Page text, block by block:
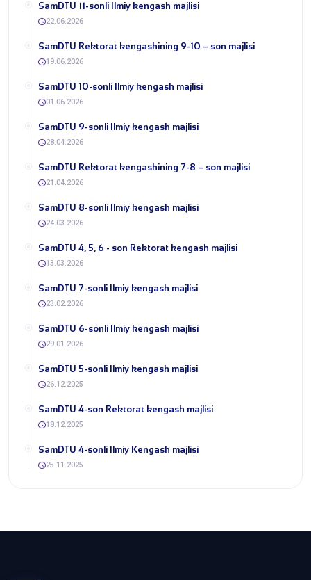
​SamDTU 11-sonli Ilmiy kengash majlisi
22.06.2026
​SamDTU Rektorat kengashining 9-10 – son majlisi
19.06.2026
​SamDTU 10-sonli Ilmiy kengash majlisi
01.06.2026
​SamDTU 9-sonli Ilmiy kengash majlisi
28.04.2026
​SamDTU Rektorat kengashining 7-8 – son majlisi
21.04.2026
​SamDTU 8-sonli Ilmiy kengash majlisi
24.03.2026
​SamDTU 4, 5, 6 - son Rektorat kengash majlisi
13.03.2026
​SamDTU 7-sonli Ilmiy kengash majlisi
23.02.2026
​SamDTU 6-sonli Ilmiy kengash majlisi
29.01.2026
​SamDTU 5-sonli Ilmiy kengash majlisi
26.12.2025
​SamDTU 4-son Rektorat kengash majlisi
18.12.2025
​SamDTU 4-sonli Ilmiy Kengash majlisi
25.11.2025